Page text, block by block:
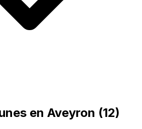
en Aveyron (12)